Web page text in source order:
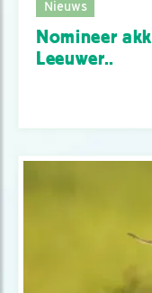
Nieuws
Nomineer
Leeuwer..